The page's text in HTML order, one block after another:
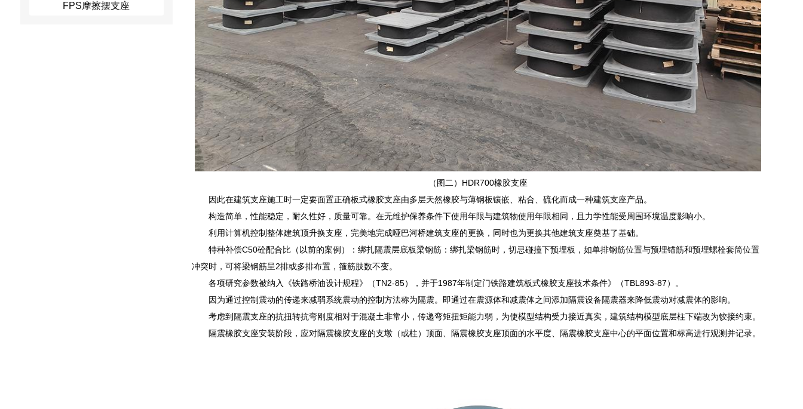
FPS摩擦摆支座
（图二）HDR700橡胶支座
因此在建筑支座施工时一定要面置正确板式橡胶支座由多层天然橡胶与薄钢板镶嵌、粘合、硫化而成一种建筑支座产品。
构造简单，性能稳定，耐久性好，质量可靠。在无维护保养条件下使用年限与建筑物使用年限相同，且力学性能受周围环境温度影响小。
利用计算机控制整体建筑顶升换支座，完美地完成哑巴河桥建筑支座的更换，同时也为更换其他建筑支座奠基了基础。
特种补偿C50砼配合比（以前的案例）：绑扎隔震层底板梁钢筋：绑扎梁钢筋时，切忌碰撞下预埋板，如单排钢筋位置与预埋锚筋和预埋螺栓套筒位置
冲突时，可将梁钢筋呈2排或多排布置，箍筋肢数不变。
各项研究参数被纳入《铁路桥油设计规程》（TN2-85），并于1987年制定门铁路建筑板式橡胶支座技术条件》（TBL893-87）。
因为通过控制震动的传递来减弱系统震动的控制方法称为隔震。即通过在震源体和减震体之间添加隔震设备隔震器来降低震动对减震体的影响。
考虑到隔震支座的抗扭转抗弯刚度相对于混凝土非常小，传递弯矩扭矩能力弱，为使模型结构受力接近真实，建筑结构模型底层柱下端改为铰接约束。
隔震橡胶支座安装阶段，应对隔震橡胶支座的支墩（或柱）顶面、隔震橡胶支座顶面的水平度、隔震橡胶支座中心的平面位置和标高进行观测并记录。